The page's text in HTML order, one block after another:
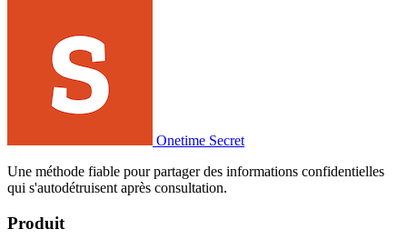
Onetime Secret
Une méthode fiable pour partager des informations confidentielles
qui s'autodétruisent après consultation.
Produit